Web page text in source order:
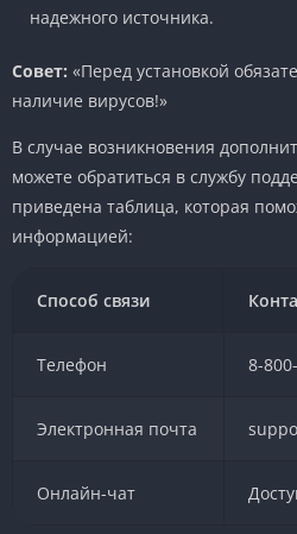
надежного источника.
Совет: «Перед установкой
наличие вирусов!»
В случае возникновения
можете обратиться в службу
приведена таблица, которая
информацией:
Способ связи
Телефон 8-
Электронная почта
Онлайн-чат